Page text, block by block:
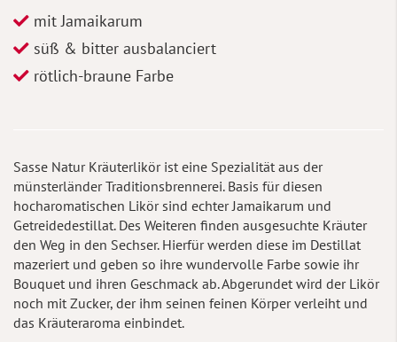
mit Jamaikarum
süß & bitter ausbalanciert
rötlich-braune Farbe
Sasse Natur Kräuterlikör ist eine Spezialität aus der
münsterländer Traditionsbrennerei. Basis für diesen
hocharomatischen Likör sind echter Jamaikarum und
Getreidedestillat. Des Weiteren finden ausgesuchte Kräuter
den Weg in den Sechser. Hierfür werden diese im Destillat
mazeriert und geben so ihre wundervolle Farbe sowie ihr
Bouquet und ihren Geschmack ab. Abgerundet wird der Likör
noch mit Zucker, der ihm seinen feinen Körper verleiht und
das Kräuteraroma einbindet.